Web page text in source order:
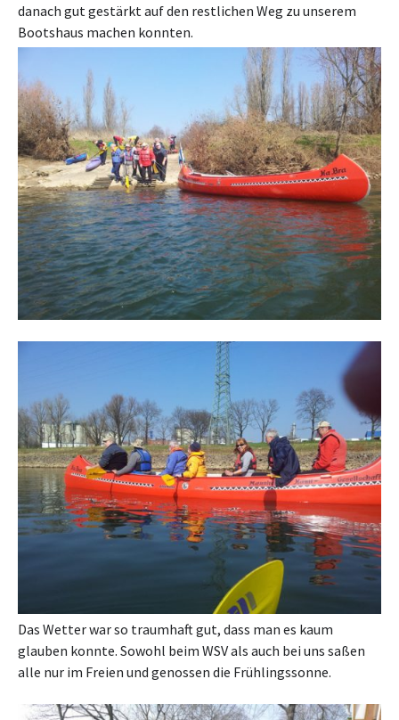
danach gut gestärkt auf den restlichen Weg zu unserem
Bootshaus machen konnten.
Das Wetter war so traumhaft gut, dass man es kaum
glauben konnte. Sowohl beim WSV als auch bei uns saßen
alle nur im Freien und genossen die Frühlingssonne.